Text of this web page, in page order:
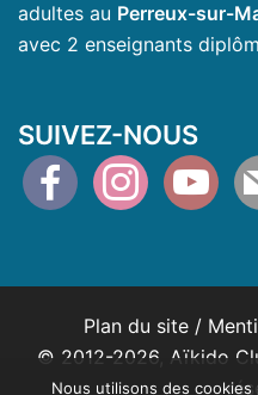
adultes au Perreux-sur-
avec 2 enseignants
SUIVEZ-NOUS
facebookinstagramyoutube
Plan du site /
© 2012-2026, Aïkido
Nous utilisons des